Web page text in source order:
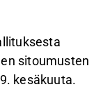
sitoumusten
kesäkuuta.